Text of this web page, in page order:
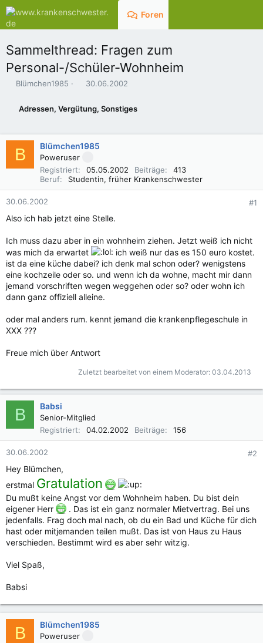
Foren
Sammelthread: Fragen zum
Personal-/Schüler-Wohnheim
E
l
e
r
Blümchen1985
E
t
l
l
a
m
30.06.2002
Adressen, Vergütung, Sonstiges
B Blümchen1985
Poweruser
Registriert
05.05.2002 Beiträge
413
Beruf
Studentin, früher Krankenschwester
30.06.2002 #1
Also ich hab jetzt eine Stelle.
Ich muss dazu aber in ein wohnheim ziehen. Jetzt weiß ich nicht
was mich da erwartet
ich weiß nur das es 150 euro kostet.
ist da eine küche dabei? ich denk mal schon oder? wenigstens
eine kochzeile oder so. und wenn ich da wohne, macht mir dann
jemand vorschriften wegen weggehen oder so? oder wohn ich
dann ganz offiziell alleine.
oder mal anders rum. kennt jemand die krankenpflegeschule in
XXX ???
Freue mich über Antwort
Zuletzt bearbeitet von einem Moderator: 03.04.2013
B Babsi
Senior-Mitglied
Registriert
04.02.2002 Beiträge 156
30.06.2002 #2
Hey Blümchen,
erstmal Gratulation
Du mußt keine Angst vor dem Wohnheim haben. Du bist dein
eigener Herr
. Das ist ein ganz normaler Mietvertrag. Bei uns
jedenfalls. Frag doch mal nach, ob du ein Bad und Küche für dich
hast oder mitjemanden teilen mußt. Das ist von Haus zu Haus
verschieden. Bestimmt wird es aber sehr witzig.
Viel Spaß,
Babsi
B Blümchen1985
Poweruser